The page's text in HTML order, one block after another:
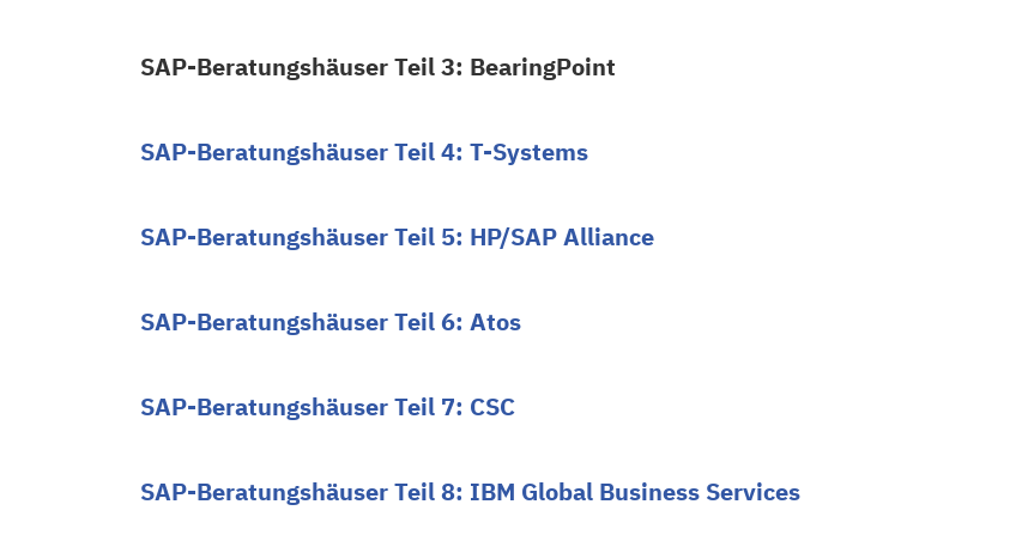
SAP-Beratungshäuser Teil 3: BearingPoint
SAP-Beratungshäuser Teil 4: T-Systems
SAP-Beratungshäuser Teil 5: HP/SAP Alliance
SAP-Beratungshäuser Teil 6: Atos
SAP-Beratungshäuser Teil 7: CSC
SAP-Beratungshäuser Teil 8: IBM Global Business Services